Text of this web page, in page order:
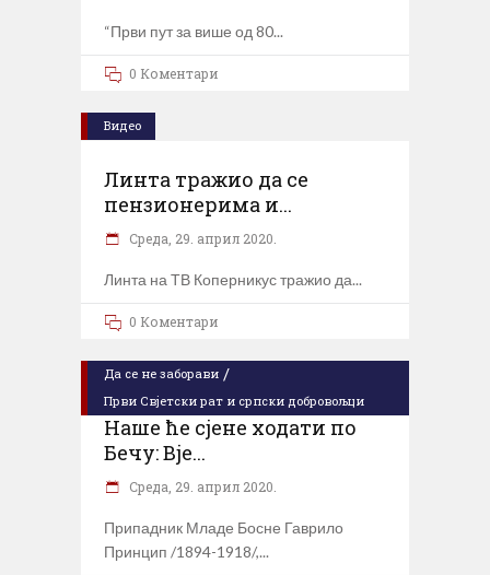
“Први пут за више од 80
0 Коментари
Видео
Линта тражио да се
пензионерима и...
Cреда, 29. април 2020.
Линта на ТВ Коперникус тражио да
0 Коментари
Да се не заборави /
Први Свјeтски рат и српски добровољци
Наше ће сјене ходати по
Бечу: Вје...
Cреда, 29. април 2020.
Припадник Младе Босне Гаврило
Принцип /1894-1918/,